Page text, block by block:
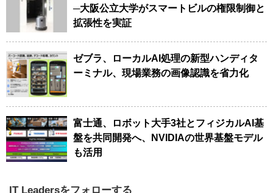
─大阪公立大学がスマートビルの権限制御と
拡張性を実証
ゼブラ、ローカルAI処理の新型ハンディタ
ーミナル、現場業務の画像認識を省力化
富士通、ロボット大手3社とフィジカルAI基
盤を共同開発へ、NVIDIAの世界基盤モデル
も活用
IT Leadersをフォローする